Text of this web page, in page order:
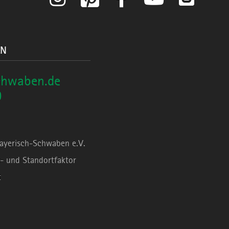
Schwaben e.V.
und Standortfaktor